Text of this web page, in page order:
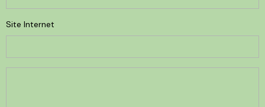
Site Internet